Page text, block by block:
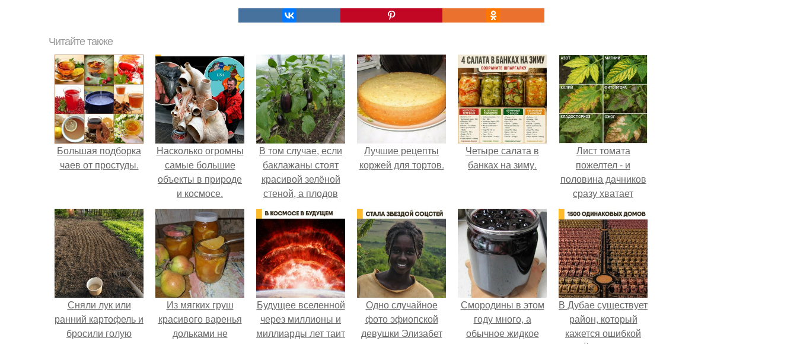
Читайте также
Большая подборка
чаев от простуды.
Насколько огромны
самые большие
объекты в природе
и космосе.
В том случае, если
баклажаны стоят
красивой зелёной
стеной, а плодов
почти не видно -
радоваться тут
нечему.
Лучшие рецепты
коржей для тортов.
Четыре салата в
банках на зиму.
Лист томата
пожелтел - и
половина дачников
сразу хватает
Сняли лук или
ранний картофель и
бросили голую
Из мягких груш
красивого варенья
дольками не
Будущее вселенной
через миллионы и
миллиарды лет таит
Одно случайное
фото эфиопской
девушки Элизабет
Смородины в этом
году много, а
обычное жидкое
В Дубае существует
район, который
кажется ошибкой